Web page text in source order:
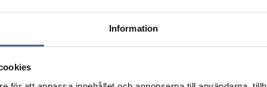
Information
Stort udvalg med mange
Hvide etiketter som
Gratis word skabeloner til